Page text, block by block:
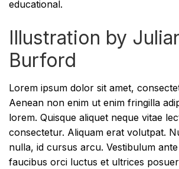
educational.
Illustration by
Burford
Lorem ipsum dolor sit amet,
Aenean non enim ut enim fringilla
lorem. Quisque aliquet neque vitae
consectetur. Aliquam erat volutpat.
nulla, id cursus arcu. Vestibulum
faucibus orci luctus et ultrices